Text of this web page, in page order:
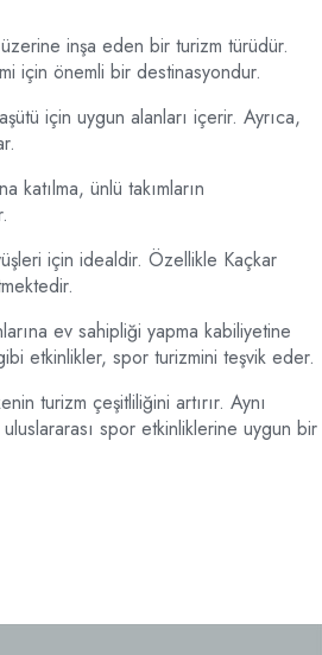
inşa eden bir turizm türüdür.
için önemli bir destinasyondur.
için uygun alanları içerir. Ayrıca,
katılma, ünlü takımların
için idealdir. Özellikle Kaçkar
ev sahipliği yapma kabiliyetine
etkinlikler, spor turizmini teşvik eder.
turizm çeşitliliğini artırır. Aynı
spor etkinliklerine uygun bir